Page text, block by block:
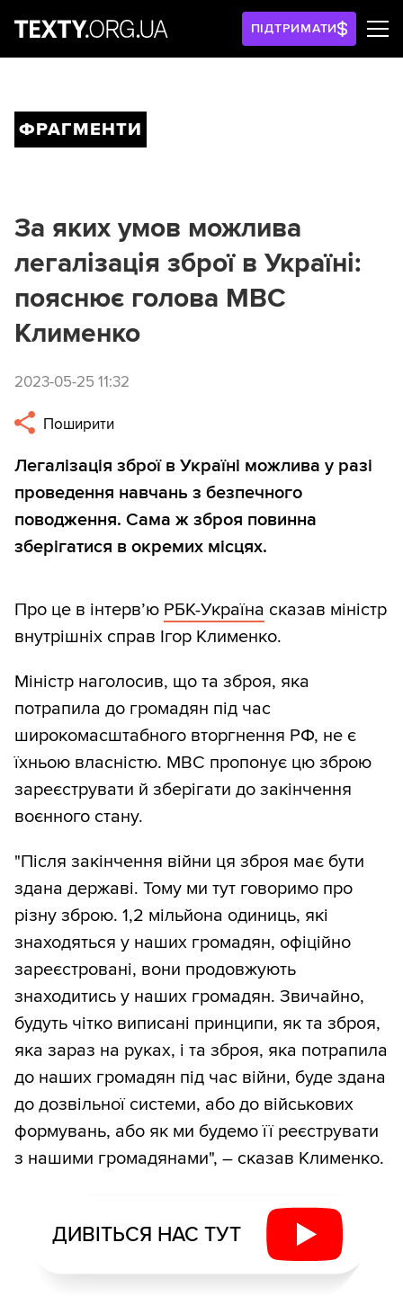
ПІДТРИМАТИ
ФРАГМЕНТИ
За яких умов можлива
легалізація зброї в Україні:
пояснює голова МВС
Клименко
2023-05-25 11:32
Поширити
Легалізація зброї в Україні можлива у разі
проведення навчань з безпечного
поводження. Сама ж зброя повинна
зберігатися в окремих місцях.
Про це в інтерв’ю РБК-Україна сказав міністр
внутрішніх справ Ігор Клименко.
Міністр наголосив, що та зброя, яка
потрапила до громадян під час
широкомасштабного вторгнення РФ, не є
їхньою власністю. МВС пропонує цю зброю
зареєструвати й зберігати до закінчення
воєнного стану.
"Після закінчення війни ця зброя має бути
здана державі. Тому ми тут говоримо про
різну зброю. 1,2 мільйона одиниць, які
знаходяться у наших громадян, офіційно
зареєстровані, вони продовжують
знаходитись у наших громадян. Звичайно,
будуть чітко виписані принципи, як та зброя,
яка зараз на руках, і та зброя, яка потрапила
до наших громадян під час війни, буде здана
до дозвільної системи, або до військових
формувань, або як ми будемо її реєструвати
з нашими громадянами", – сказав Клименко.
ДИВІТЬСЯ НАС ТУТ